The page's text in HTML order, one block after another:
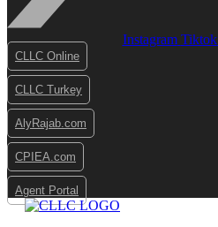
Instagram Tiktok
CLLC Online
CLLC Turkey
AlyRajab.com
CPIEA.com
Agent Portal